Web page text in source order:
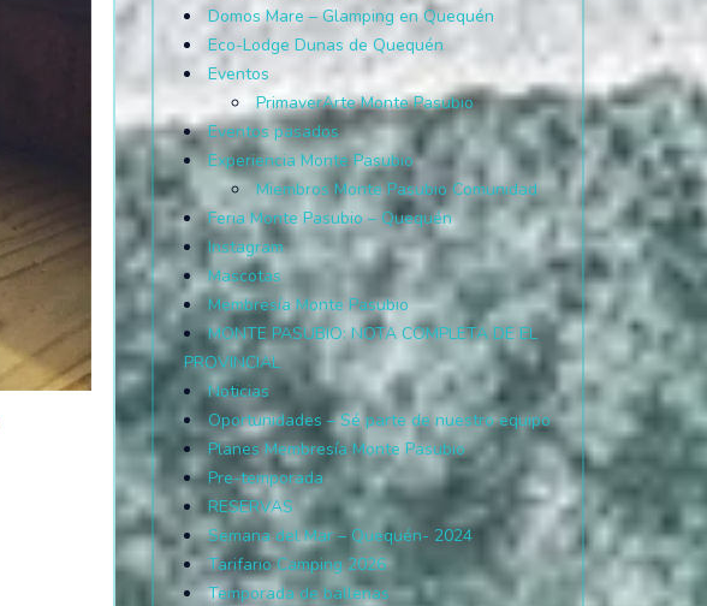
Domos Mare – Glamping en Quequén
Eco-Lodge Dunas de Quequén
Eventos
PrimaverArte Monte Pasubio
Eventos pasados
Experiencia Monte Pasubio
Miembros Monte Pasubio Comunidad
Feria Monte Pasubio – Quequén
Instagram
Mascotas
Membresía Monte Pasubio
MONTE PASUBIO: NOTA COMPLETA DE EL
PROVINCIAL
Noticias
Oportunidades – Sé parte de nuestro equipo
Planes Membresía Monte Pasubio
Pre-temporada
RESERVAS
Semana del Mar – Quequén- 2024
Tarifario Camping 2026
Temporada de ballenas